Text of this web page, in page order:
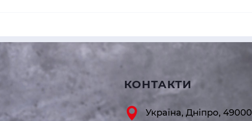
КОНТАКТИ
Україна, Дніпро, 49000